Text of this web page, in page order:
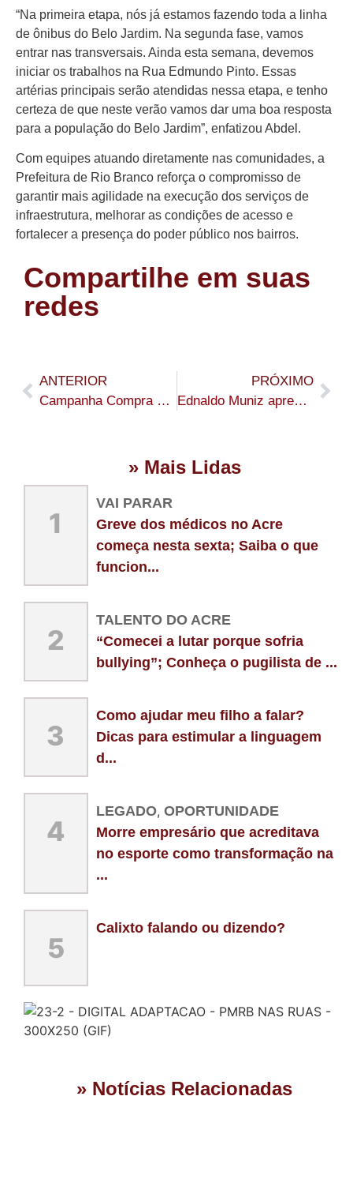
“Na primeira etapa, nós já estamos fazendo toda a linha
de ônibus do Belo Jardim. Na segunda fase, vamos
entrar nas transversais. Ainda esta semana, devemos
iniciar os trabalhos na Rua Edmundo Pinto. Essas
artérias principais serão atendidas nessa etapa, e tenho
certeza de que neste verão vamos dar uma boa resposta
para a população do Belo Jardim”, enfatizou Abdel.
Com equipes atuando diretamente nas comunidades, a
Prefeitura de Rio Branco reforça o compromisso de
garantir mais agilidade na execução dos serviços de
infraestrutura, melhorar as condições de acesso e
fortalecer a presença do poder público nos bairros.
Compartilhe em suas
redes
ANTERIOR
Campanha Compra Premiada é encerrada com sorteio de prêmios em Cruzeiro do Sul
PRÓXIMO
Ednaldo Muniz apresenta melhora clínica, diz novo boletim da Sesacre
» Mais Lidas
1
VAI PARAR
Greve dos médicos no Acre
começa nesta sexta; Saiba o que
funcion...
2
TALENTO DO ACRE
“Comecei a lutar porque sofria
bullying”; Conheça o pugilista de ...
3
Como ajudar meu filho a falar?
Dicas para estimular a linguagem
d...
4
LEGADO, OPORTUNIDADE
Morre empresário que acreditava
no esporte como transformação na
...
5
Calixto falando ou dizendo?
» Notícias Relacionadas